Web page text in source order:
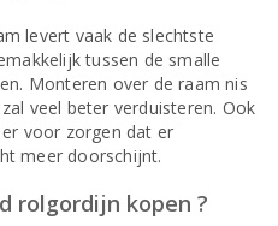
levert vaak de slechtste
tussen de smalle
Monteren over de raam nis
veel beter verduisteren. Ook
voor zorgen dat er
meer doorschijnt.
rolgordijn kopen ?